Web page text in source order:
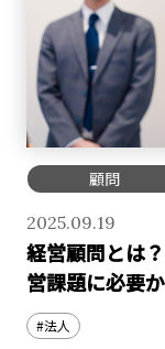
顧問
2025.09.19
経営顧問とは
営課題に必要
#法人